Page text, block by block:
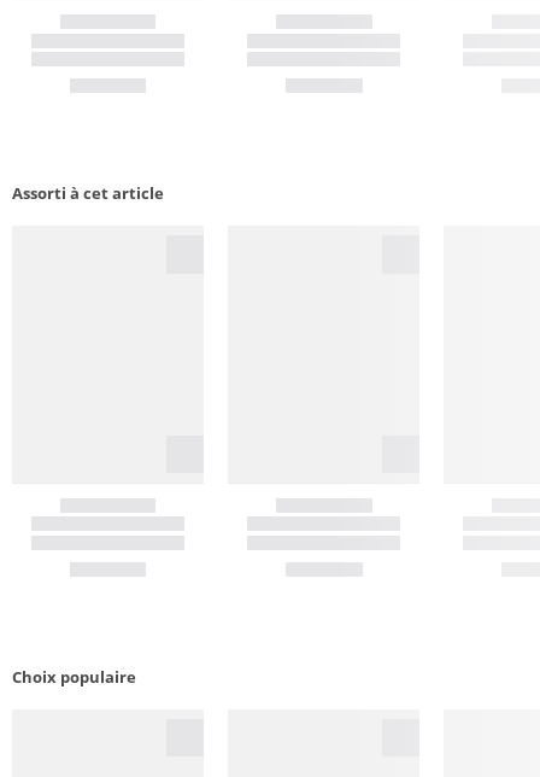
Assorti à cet article
Choix populaire